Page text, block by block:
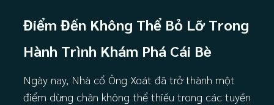
Điểm Đến Không Thể Bỏ Lỡ Trong
Hành Trình Khám Phá Cái Bè
Ngày nay, Nhà cổ Ông Xoát đã trở thành một
điểm dừng chân không thể thiếu trong các tuyến